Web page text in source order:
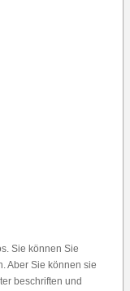
Sie können Sie
Aber Sie können sie
beschriften und